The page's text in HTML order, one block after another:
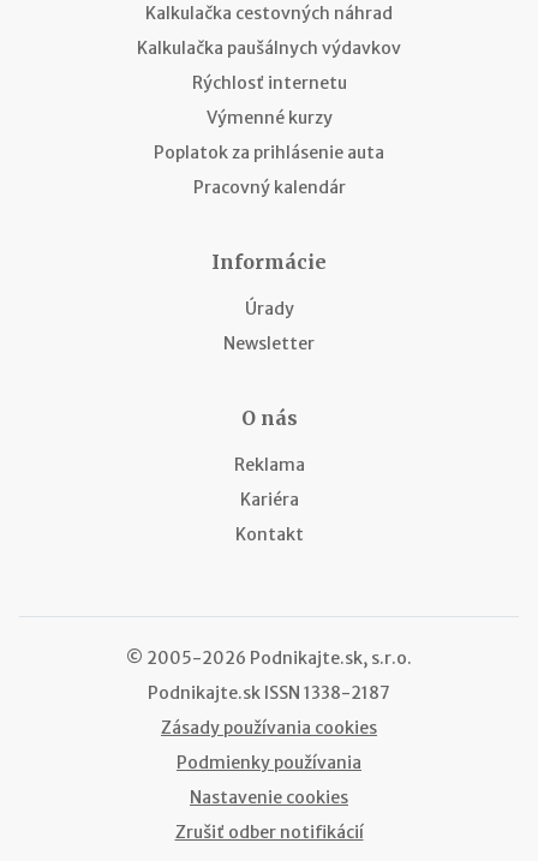
Kalkulačka cestovných náhrad
Kalkulačka paušálnych výdavkov
Rýchlosť internetu
Výmenné kurzy
Poplatok za prihlásenie auta
Pracovný kalendár
Informácie
Úrady
Newsletter
O nás
Reklama
Kariéra
Kontakt
© 2005-2026 Podnikajte.sk, s.r.o.
Podnikajte.sk ISSN 1338-2187
Zásady používania cookies
Podmienky používania
Nastavenie cookies
Zrušiť odber notifikácií